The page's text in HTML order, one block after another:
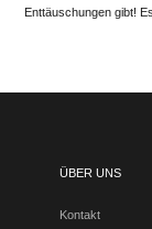
Enttäuschungen gibt!
ÜBER UNS
Kontakt